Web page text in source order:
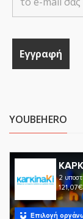
YOUBEHERO